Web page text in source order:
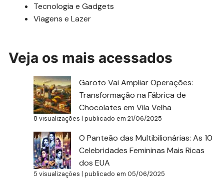
Tecnologia e Gadgets
Viagens e Lazer
Veja os mais acessados
Garoto Vai Ampliar Operações:
Transformação na Fábrica de
Chocolates em Vila Velha
8 visualizações |publicado em 21/06/2025
O Panteão das Multibilionárias: As 10
Celebridades Femininas Mais Ricas
dos EUA
5 visualizações |publicado em 05/06/2025